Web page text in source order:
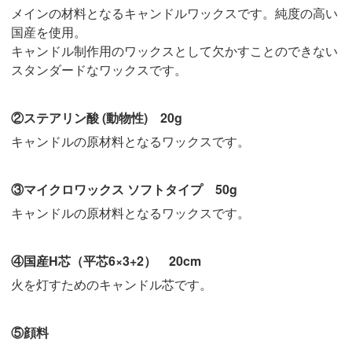
メインの材料となるキャンドルワックスです。純度の高い
国産を使用。
キャンドル制作用のワックスとして欠かすことのできない
スタンダードなワックスです。
②ステアリン酸 (動物性) 20g
キャンドルの原材料となるワックスです。
③マイクロワックス ソフトタイプ 50g
キャンドルの原材料となるワックスです。
④国産H芯（平芯6×3+2） 20cm
火を灯すためのキャンドル芯です。
⑤顔料